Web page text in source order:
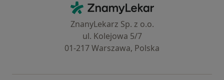
ZnamyLekar - Hlavní stránka
ZnanyLekarz Sp. z o.o.
ul. Kolejowa 5/7
01-217 Warszawa, Polska